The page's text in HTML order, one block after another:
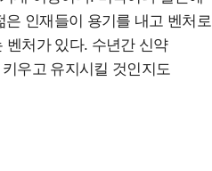
인재들이 용기를 내고 벤처로
벤처가 있다. 수년간 신약
우고 유지시킬 것인지도